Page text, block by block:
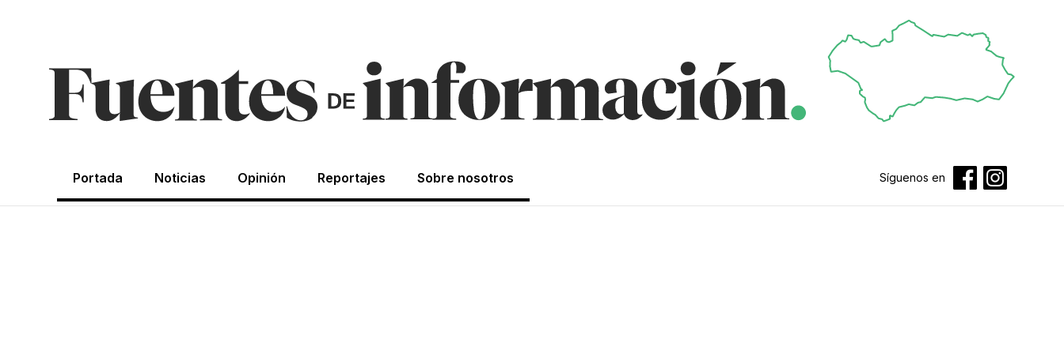
Portada Noticias Opinión Reportajes Sobre nosotros Síguenos en